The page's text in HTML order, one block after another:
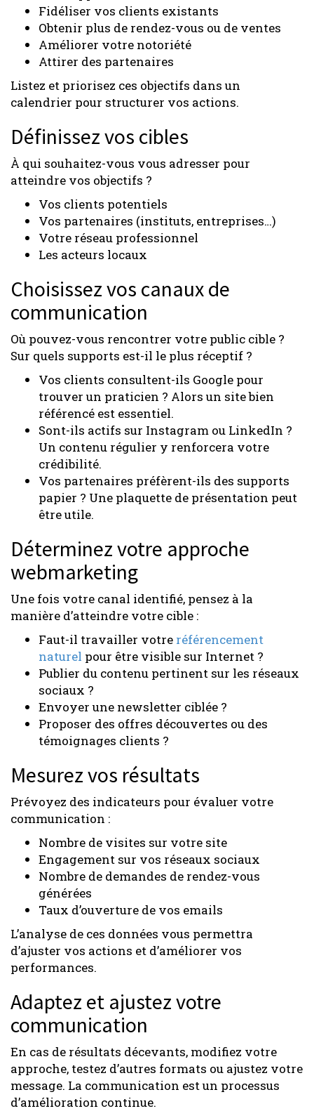
Fidéliser vos clients existants
Obtenir plus de rendez-vous ou de ventes
Améliorer votre notoriété
Attirer des partenaires
Listez et priorisez ces objectifs dans un
calendrier pour structurer vos actions.
Définissez vos cibles
À qui souhaitez-vous vous adresser pour
atteindre vos objectifs ?
Vos clients potentiels
Vos partenaires (instituts, entreprises…)
Votre réseau professionnel
Les acteurs locaux
Choisissez vos canaux de
communication
Où pouvez-vous rencontrer votre public cible ?
Sur quels supports est-il le plus réceptif ?
Vos clients consultent-ils Google pour
trouver un praticien ? Alors un site bien
référencé est essentiel.
Sont-ils actifs sur Instagram ou LinkedIn ?
Un contenu régulier y renforcera votre
crédibilité.
Vos partenaires préfèrent-ils des supports
papier ? Une plaquette de présentation peut
être utile.
Déterminez votre approche
webmarketing
Une fois votre canal identifié, pensez à la
manière d’atteindre votre cible :
Faut-il travailler votre référencement
naturel pour être visible sur Internet ?
Publier du contenu pertinent sur les réseaux
sociaux ?
Envoyer une newsletter ciblée ?
Proposer des offres découvertes ou des
témoignages clients ?
Mesurez vos résultats
Prévoyez des indicateurs pour évaluer votre
communication :
Nombre de visites sur votre site
Engagement sur vos réseaux sociaux
Nombre de demandes de rendez-vous
générées
Taux d’ouverture de vos emails
L’analyse de ces données vous permettra
d’ajuster vos actions et d’améliorer vos
performances.
Adaptez et ajustez votre
communication
En cas de résultats décevants, modifiez votre
approche, testez d’autres formats ou ajustez votre
message. La communication est un processus
d’amélioration continue.